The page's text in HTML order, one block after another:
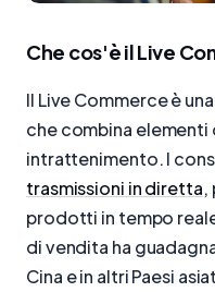
Che cos'è il Live
Il Live Commerce è
che combina
intrattenimento. I
trasmissioni in diretta,
prodotti in tempo
di vendita ha
Cina e in altri Paesi